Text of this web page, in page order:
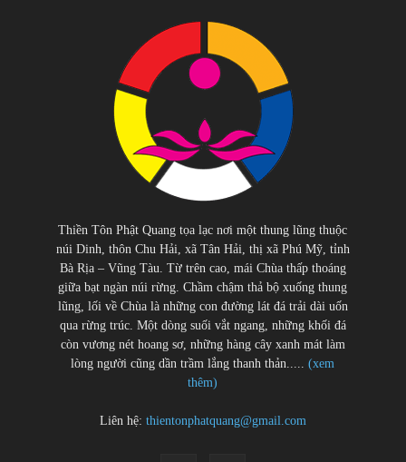
Thiền Tôn Phật Quang tọa lạc nơi một thung lũng thuộc
núi Dinh, thôn Chu Hải, xã Tân Hải, thị xã Phú Mỹ, tỉnh
Bà Rịa – Vũng Tàu. Từ trên cao, mái Chùa thấp thoáng
giữa bạt ngàn núi rừng. Chầm chậm thả bộ xuống thung
lũng, lối về Chùa là những con đường lát đá trải dài uốn
qua rừng trúc. Một dòng suối vắt ngang, những khối đá
còn vương nét hoang sơ, những hàng cây xanh mát làm
lòng người cũng dần trầm lắng thanh thản.....(xem
thêm)
Liên hệ: thientonphatquang@gmail.com